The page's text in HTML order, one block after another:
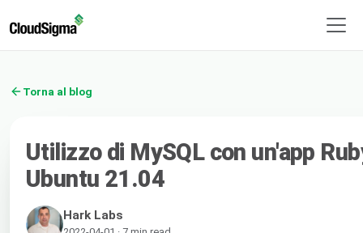
Torna al blog
Utilizzo di MySQL con un'app
Ubuntu 21.04
Hark Labs